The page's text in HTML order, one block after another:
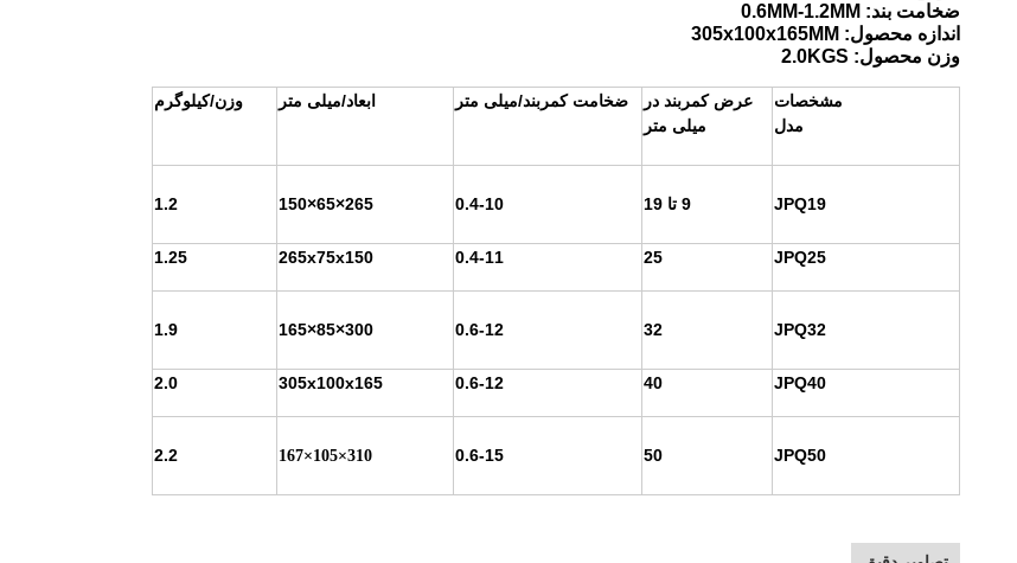
ضخامت بند: 0.6MM-1.2MM
اندازه محصول: 305x100x165MM
وزن محصول: 2.0KGS
مشخصات
مدل
عرض کمربند در
میلی متر
ضخامت کمربند/میلی متر ابعاد/میلی متر وزن/کیلوگرم
JPQ19 9 تا 19 0.4-10
265×65×150
1.2
JPQ25
25
0.4-11
265x75x150
1.25
JPQ32
32
0.6-12
300×85×165
1.9
JPQ40
40
0.6-12
305x100x165
2.0
JPQ50
50
0.6-15
310×105×167
2.2